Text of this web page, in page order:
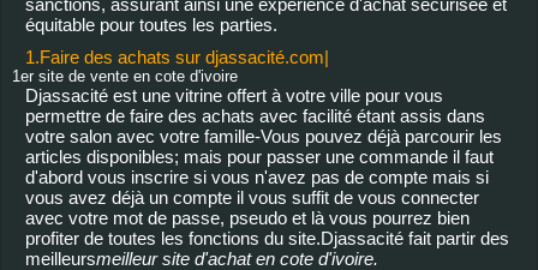
sanctions, assurant ainsi une expérience d'achat sécurisée et
équitable pour toutes les parties.
1.Faire des achats sur djassacité.com|
1er site de vente en cote d'ivoire
Djassacité est une vitrine offert à votre ville pour vous
permettre de faire des achats avec facilité étant assis dans
votre salon avec votre famille-Vous pouvez déjà parcourir les
articles disponibles; mais pour passer une commande il faut
d'abord vous inscrire si vous n'avez pas de compte mais si
vous avez déjà un compte il vous suffit de vous connecter
avec votre mot de passe, pseudo et là vous pourrez bien
profiter de toutes les fonctions du site.Djassacité fait partir des
meilleursmeilleur site d'achat en cote d'ivoire.